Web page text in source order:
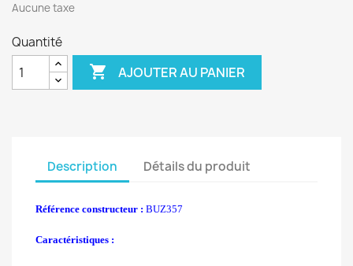
Aucune taxe
Quantité
 AJOUTER AU PANIER
Description Détails du produit
Référence constructeur : BUZ357
Caractéristiques :